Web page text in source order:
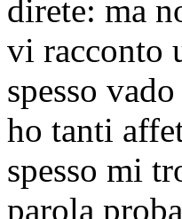
direte: ma
vi racconto
spesso
ho tanti
spesso mi
parola